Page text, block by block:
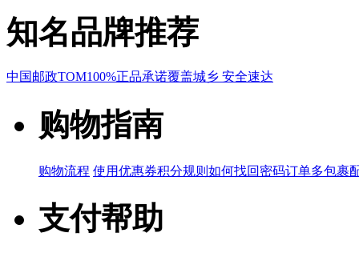
知名品牌推荐
中国邮政TOM100%正品承诺覆盖城乡 安全速达
购物指南
购物流程 使用优惠券积分规则 如何找回密码订单多包裹
支付帮助